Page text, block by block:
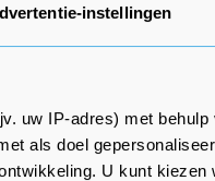
instellingen
uw IP-adres) met behulp
als doel
U kunt kiezen